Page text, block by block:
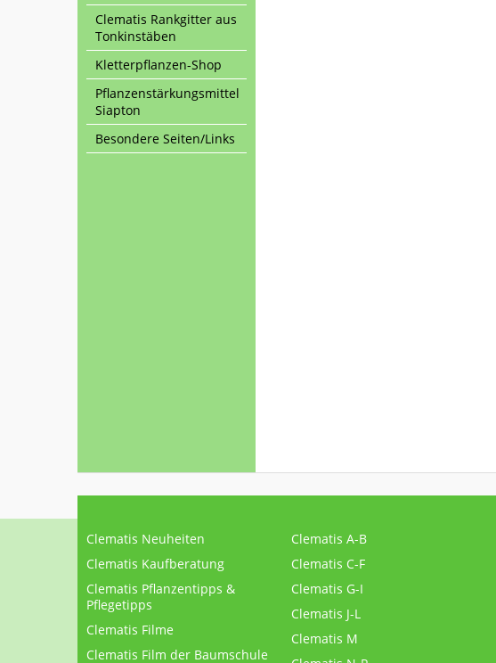
Clematis Rankgitter aus
Tonkinstäben
Kletterpflanzen-Shop
Pflanzenstärkungsmittel
Siapton
Besondere Seiten/Links
Clematis Neuheiten
Clematis Kaufberatung
Clematis Pflanzentipps &
Pflegetipps
Clematis Filme
Clematis Film der Baumschule
Clematis A-B
Clematis C-F
Clematis G-I
Clematis J-L
Clematis M